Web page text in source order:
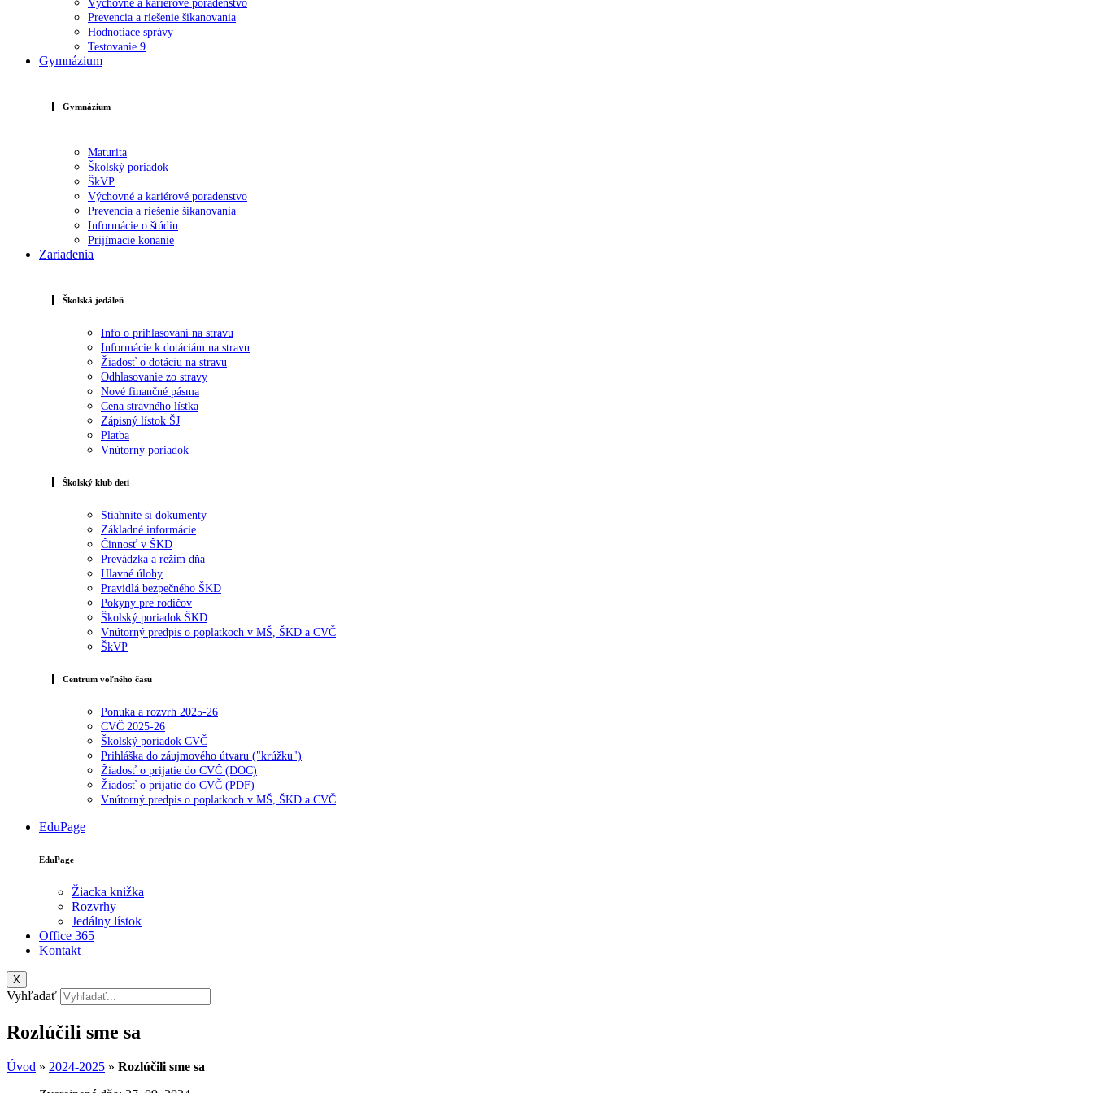
Výchovné a kariérové poradenstvo
Prevencia a riešenie šikanovania
Hodnotiace správy
Testovanie 9
Gymnázium
Gymnázium
Maturita
Školský poriadok
ŠkVP
Výchovné a kariérové poradenstvo
Prevencia a riešenie šikanovania
Informácie o štúdiu
Prijímacie konanie
Zariadenia
Školská jedáleň
Info o prihlasovaní na stravu
Informácie k dotáciám na stravu
Žiadosť o dotáciu na stravu
Odhlasovanie zo stravy
Nové finančné pásma
Cena stravného lístka
Zápisný lístok ŠJ
Platba
Vnútorný poriadok
Školský klub deti
Stiahnite si dokumenty
Základné informácie
Činnosť v ŠKD
Prevádzka a režim dňa
Hlavné úlohy
Pravidlá bezpečného ŠKD
Pokyny pre rodičov
Školský poriadok ŠKD
Vnútorný predpis o poplatkoch v MŠ, ŠKD a CVČ
ŠkVP
Centrum voľného času
Ponuka a rozvrh 2025-26
CVČ 2025-26
Školský poriadok CVČ
Prihláška do záujmového útvaru ("krúžku")
Žiadosť o prijatie do CVČ (DOC)
Žiadosť o prijatie do CVČ (PDF)
Vnútorný predpis o poplatkoch v MŠ, ŠKD a CVČ
EduPage
EduPage
Žiacka knižka
Rozvrhy
Jedálny lístok
Office 365
Kontakt
X
Vyhľadať
Rozlúčili sme sa
Úvod » 2024-2025 » Rozlúčili sme sa